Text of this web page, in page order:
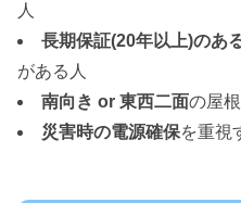
人
長期保証(20年以上)のあ
がある人
南向き or 東西二面の屋
災害時の電源確保を重視